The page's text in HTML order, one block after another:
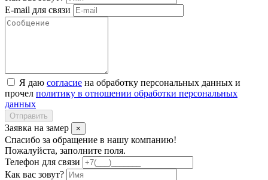
E-mail для связи
Я даю согласие на обработку персональных данных и
прочел политику в отношении обработки персональных
данных
Отправить
Заявка на замер ×
Спасибо за обращение в нашу компанию!
Пожалуйста, заполните поля.
Телефон для связи
Как вас зовут?